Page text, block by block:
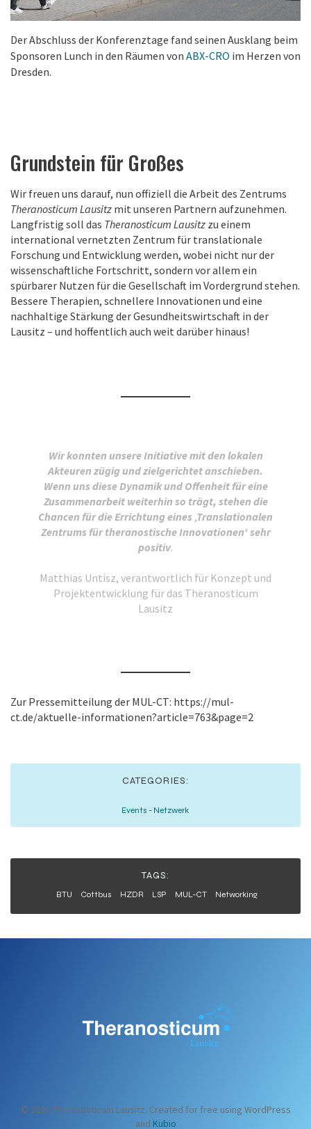
Der Abschluss der Konferenztage fand seinen Ausklang beim
Sponsoren Lunch in den Räumen von ABX-CRO im Herzen von
Dresden.
Grundstein für Großes
Wir freuen uns darauf, nun offiziell die Arbeit des Zentrums
Theranosticum Lausitz mit unseren Partnern aufzunehmen.
Langfristig soll das Theranosticum Lausitz zu einem
international vernetzten Zentrum für translationale
Forschung und Entwicklung werden, wobei nicht nur der
wissenschaftliche Fortschritt, sondern vor allem ein
spürbarer Nutzen für die Gesellschaft im Vordergrund stehen.
Bessere Therapien, schnellere Innovationen und eine
nachhaltige Stärkung der Gesundheitswirtschaft in der
Lausitz – und hoffentlich auch weit darüber hinaus!
Wir konnten unsere Initiative mit den lokalen
Akteuren zügig und zielgerichtet anschieben.
Wenn uns diese Dynamik und Offenheit für eine
Zusammenarbeit weiterhin so trägt, stehen die
Chancen für die Errichtung eines ‚Translationalen
Zentrums für theranostische Innovationen‘ sehr
positiv.
Matthias Untisz, verantwortlich für Konzept und
Projektentwicklung für das Theranosticum
Lausitz
Zur Pressemitteilung der MUL-CT: https://mul-
ct.de/aktuelle-informationen?article=763&page=2
CATEGORIES:
Events - Netzwerk
TAGS:
BTU Cottbus HZDR LSP MUL-CT Networking
© 2026 Theranosticum Lausitz. Created for free using WordPress
and Kubio